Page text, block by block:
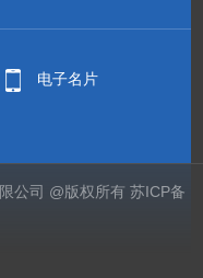
电子名片
公司 @版权所有苏ICP备